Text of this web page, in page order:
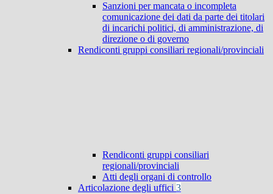
Sanzioni per mancata o incompleta
comunicazione dei dati da parte dei titolari
di incarichi politici, di amministrazione, di
direzione o di governo
Rendiconti gruppi consiliari regionali/provinciali
Rendiconti gruppi consiliari
regionali/provinciali
Atti degli organi di controllo
Articolazione degli uffici 3